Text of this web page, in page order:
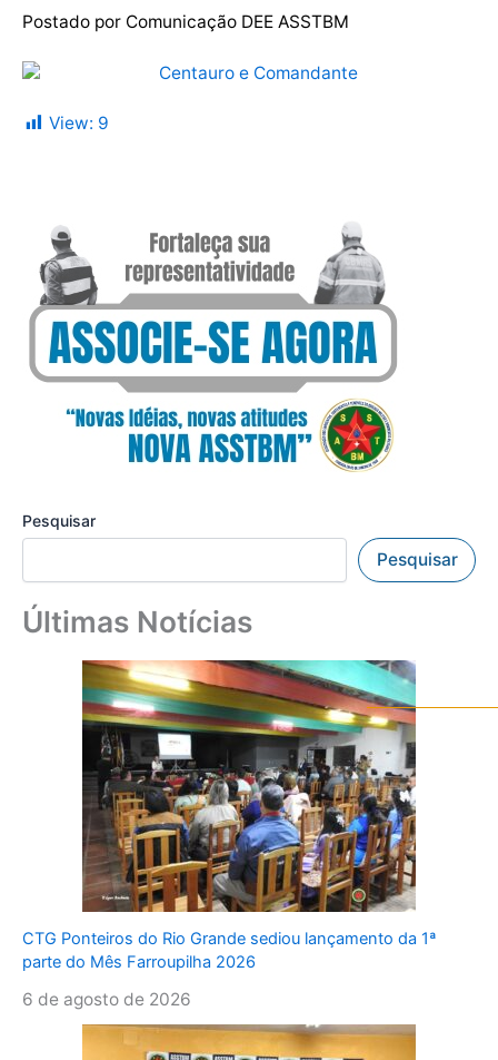
Postado por Comunicação DEE ASSTBM
View: 9
Pesquisar
Pesquisar
Últimas Notícias
CTG Ponteiros do Rio Grande sediou lançamento da 1ª
parte do Mês Farroupilha 2026
6 de agosto de 2026